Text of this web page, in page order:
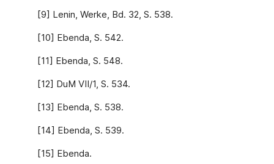
[9] Lenin, Werke, Bd. 32, S. 538.
[10] Ebenda, S. 542.
[11] Ebenda, S. 548.
[12] DuM VII/1, S. 534.
[13] Ebenda, S. 538.
[14] Ebenda, S. 539.
[15] Ebenda.